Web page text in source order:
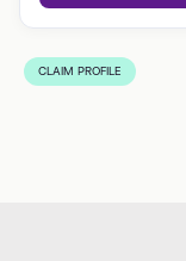
CLAIM PROFILE